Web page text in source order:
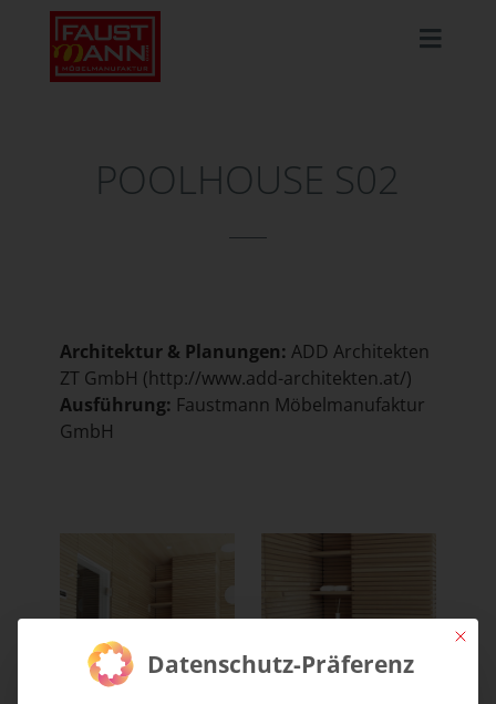
POOLHOUSE S02
Architektur & Planungen: ADD Architekten
ZT GmbH (http://www.add-architekten.at/)
Ausführung: Faustmann Möbelmanufaktur
GmbH
Mit
Datenschutz-Präferenz